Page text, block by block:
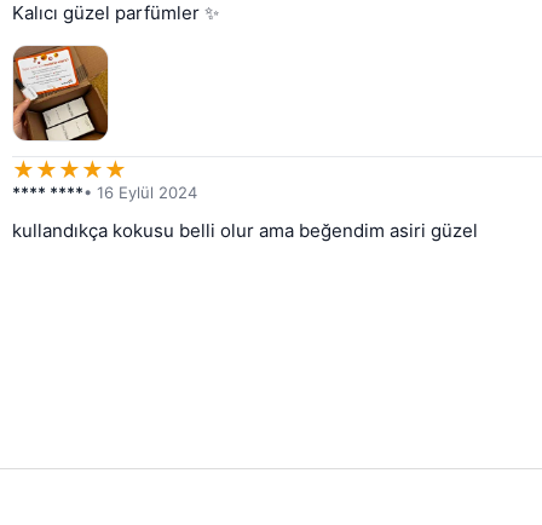
Kalıcı güzel parfümler ✨
★★★★★
**** ****• 16 Eylül 2024
kullandıkça kokusu belli olur ama beğendim asiri güzel